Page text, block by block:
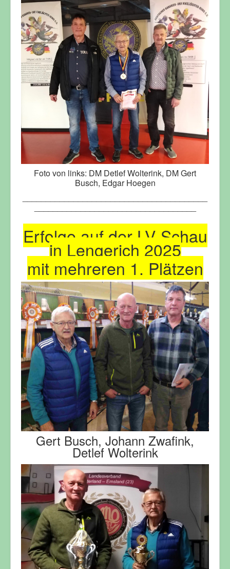
Foto von links: DM Detlef Wolterink, DM Gert
Busch, Edgar Hoegen
Erfolge auf der LV-Schau
in Lengerich 2025
mit mehreren 1. Plätzen
Gert Busch, Johann Zwafink,
Detlef Wolterink